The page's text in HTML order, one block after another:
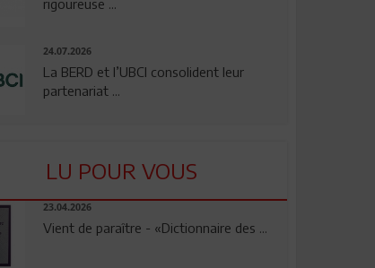
rigoureuse ...
24.07.2026
La BERD et l’UBCI consolident leur
partenariat ...
LU POUR VOUS
23.04.2026
Vient de paraître - «Dictionnaire des ...